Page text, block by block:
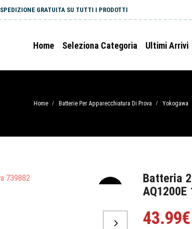
SPEDIZIONE GRATUITA SU TUTTI I PRODOTTI
Home Seleziona Categoria Ultimi Arrivi
Home / Batterie Per Apparecchiatura Di Prova / Yokogawa
Batteria
AQ1200E
43.99€